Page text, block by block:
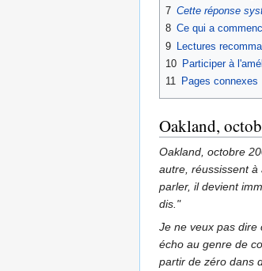
7 Cette réponse
8 Ce qui a
9 Lectures
10 Participer à
11 Pages connexes
Oakland,
Oakland, octobre
autre, réussissent
parler, il devient
dis."
Je ne veux pas dire
écho au genre de
partir de zéro dans